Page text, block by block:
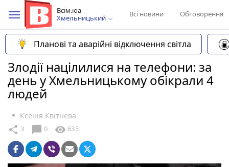
Всім.юа
Хмельницький
Всі новини Обговорення
Планові та аварійні відключення світла
Злодії націлилися на телефони: за
день у Хмельницькому обікрали 4
людей
Ксенія Квітнева
share 3 chat_bubble 0 visibility 635